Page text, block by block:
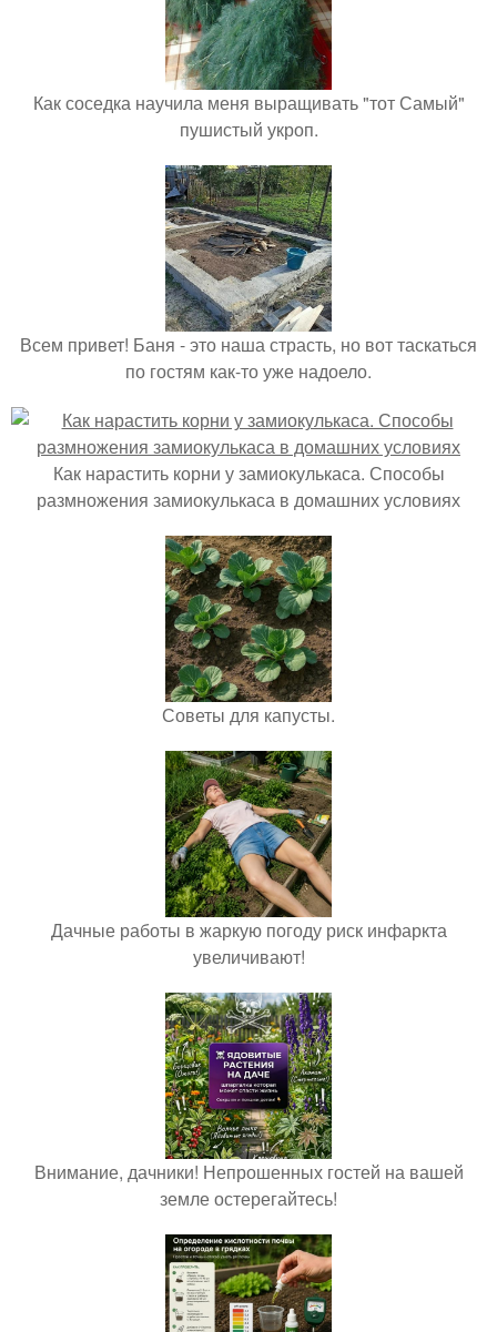
Как соседка научила меня выращивать "тот Самый"
пушистый укроп.
Всем привет! Баня - это наша страсть, но вот таскаться
по гостям как-то уже надоело.
Как нарастить корни у замиокулькаса. Способы
размножения замиокулькаса в домашних условиях
Советы для капусты.
Дачные работы в жаркую погоду риск инфаркта
увеличивают!
Внимание, дачники! Непрошенных гостей на вашей
земле остерегайтесь!